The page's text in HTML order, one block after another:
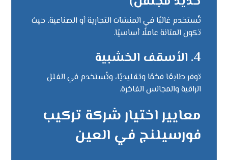
تُستخدم غالبًا في المنشآت التجارية أو الصناعية، حيث
تكون المتانة عاملًا أساسيًا.
4. الأسقف الخشبية
توفر طابعًا فخمًا وتقليديًا، وتُستخدم في الفلل
الراقية والمجالس الفاخرة.
معايير اختيار شركة تركيب
فورسيلنج في العين